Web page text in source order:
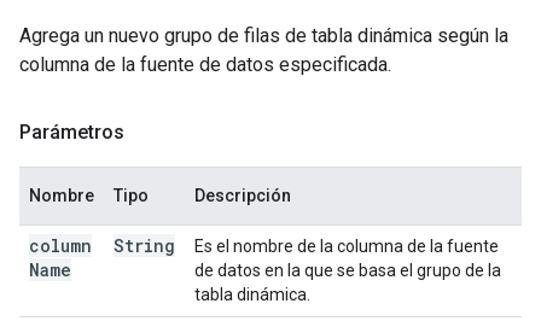
Agrega un nuevo grupo de filas de tabla dinámica según la
columna de la fuente de datos especificada.
Parámetros
Nombre Tipo Descripción
column
Name
String
Es el nombre de la columna de la fuente
de datos en la que se basa el grupo de la
tabla dinámica.